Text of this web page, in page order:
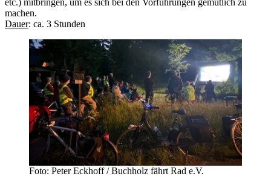
etc.) mitbringen, um es sich bei den Vorführungen gemütlich zu
machen.
Dauer: ca. 3 Stunden
Foto: Peter Eckhoff / Buchholz fährt Rad e.V.